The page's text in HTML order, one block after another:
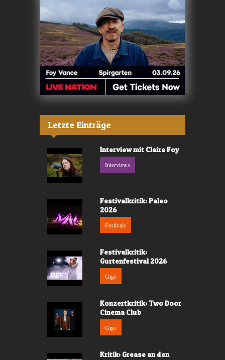
Letzte Einträge
Interview mit Claire Foy
Interviews
Festivalkritik: Paleo
2026
Festivals
Festivalkritik:
Gurtenfestival 2026
Gigs
Konzertkritik: Two Door
Cinema Club
Gigs
Kritik: Grease an den